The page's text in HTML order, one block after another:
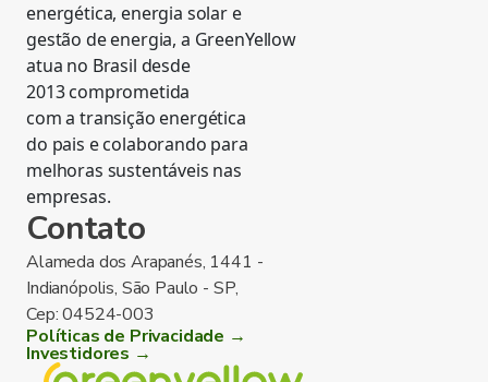
energética, energia solar e
gestão de energia, a GreenYellow
atua no Brasil desde
2013 comprometida
com a transição energética
do pais e colaborando para
melhoras sustentáveis nas
empresas.
Contato
Alameda dos Arapanés, 1441 -
Indianópolis, São Paulo - SP,
Cep: 04524-003
Políticas de Privacidade →
Investidores →